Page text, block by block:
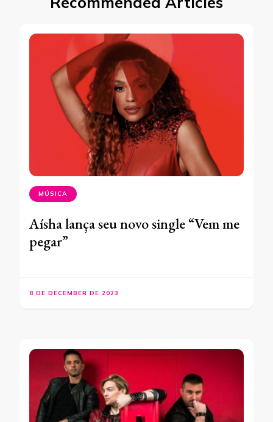
MÚSICA
Aísha lança seu novo single “Vem me
pegar”
8 DE DECEMBER DE 2023